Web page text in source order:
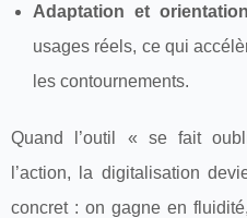
Adaptation et
usages réels, ce qui
les contournements.
Quand l’outil « se fait
l’action, la digitalisation
concret : on gagne en